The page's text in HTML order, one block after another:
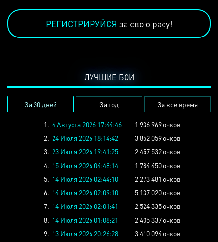
РЕГИСТРИРУЙСЯ за свою расу!
ЛУЧШИЕ БОИ
За 30 дней За год За все время
1. 4 Августа 2026 17:44:46
1 936 969 очков
2. 24 Июля 2026 18:14:42
3 852 059 очков
3. 23 Июля 2026 19:41:25
2 457 532 очков
4. 15 Июля 2026 04:48:14
1 784 450 очков
5. 14 Июля 2026 02:44:10
2 273 481 очков
6. 14 Июля 2026 02:09:10
5 137 020 очков
7. 14 Июля 2026 02:01:41
2 524 335 очков
8. 14 Июля 2026 01:08:21
2 405 337 очков
9. 13 Июля 2026 20:26:28
3 410 094 очков